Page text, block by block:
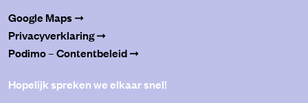
Google Maps ➞
Privacyverklaring ➞
Podimo – Contentbeleid ➞
Hopelijk spreken we elkaar snel!